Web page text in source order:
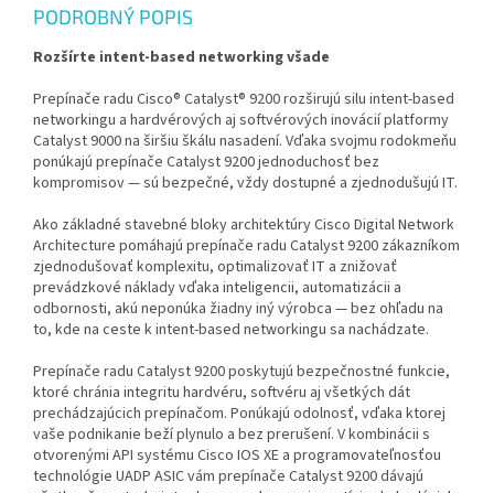
PODROBNÝ POPIS
Rozšírte intent-based networking všade
Prepínače radu Cisco® Catalyst® 9200 rozširujú silu intent-based
networkingu a hardvérových aj softvérových inovácií platformy
Catalyst 9000 na širšiu škálu nasadení. Vďaka svojmu rodokmeňu
ponúkajú prepínače Catalyst 9200 jednoduchosť bez
kompromisov — sú bezpečné, vždy dostupné a zjednodušujú IT.
Ako základné stavebné bloky architektúry Cisco Digital Network
Architecture pomáhajú prepínače radu Catalyst 9200 zákazníkom
zjednodušovať komplexitu, optimalizovať IT a znižovať
prevádzkové náklady vďaka inteligencii, automatizácii a
odbornosti, akú neponúka žiadny iný výrobca — bez ohľadu na
to, kde na ceste k intent-based networkingu sa nachádzate.
Prepínače radu Catalyst 9200 poskytujú bezpečnostné funkcie,
ktoré chránia integritu hardvéru, softvéru aj všetkých dát
prechádzajúcich prepínačom. Ponúkajú odolnosť, vďaka ktorej
vaše podnikanie beží plynulo a bez prerušení. V kombinácii s
otvorenými API systému Cisco IOS XE a programovateľnosťou
technológie UADP ASIC vám prepínače Catalyst 9200 dávajú